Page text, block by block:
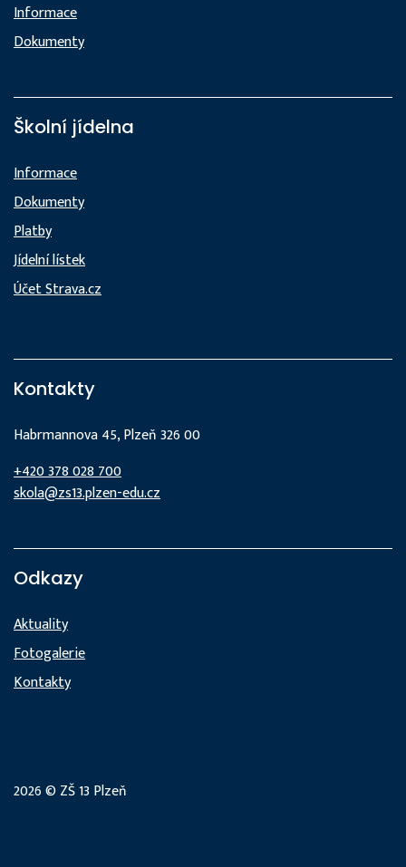
Informace
Dokumenty
Školní jídelna
Informace
Dokumenty
Platby
Jídelní lístek
Účet Strava.cz
Kontakty
Habrmannova 45, Plzeň 326 00
+420 378 028 700
skola@zs13.plzen-edu.cz
Odkazy
Aktuality
Fotogalerie
Kontakty
2026 © ZŠ 13 Plzeň